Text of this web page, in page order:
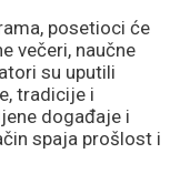
posetioci će
večeri, naučne
su uputili
tradicije i
događaje i
spaja prošlost i